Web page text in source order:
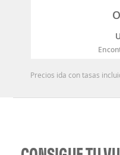
Precios ida con tasas